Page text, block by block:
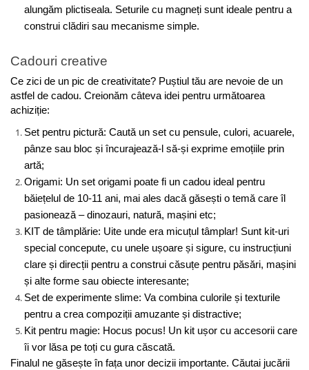
alungăm plictiseala. Seturile cu magneți sunt ideale pentru a
construi clădiri sau mecanisme simple.
Cadouri creative
Ce zici de un pic de creativitate? Puștiul tău are nevoie de un
astfel de cadou. Creionăm câteva idei pentru următoarea
achiziție:
Set pentru pictură: Caută un set cu pensule, culori, acuarele,
pânze sau bloc și încurajează-l să-și exprime emoțiile prin
artă;
Origami: Un set origami poate fi un cadou ideal pentru
băiețelul de 10-11 ani, mai ales dacă găsești o temă care îl
pasionează – dinozauri, natură, mașini etc;
KIT de tâmplărie: Uite unde era micuțul tâmplar! Sunt kit-uri
special concepute, cu unele ușoare și sigure, cu instrucțiuni
clare și direcții pentru a construi căsuțe pentru păsări, mașini
și alte forme sau obiecte interesante;
Set de experimente slime: Va combina culorile și texturile
pentru a crea compoziții amuzante și distractive;
Kit pentru magie: Hocus pocus! Un kit ușor cu accesorii care
îi vor lăsa pe toți cu gura căscată.
Finalul ne găsește în fața unor decizii importante. Căutai jucării